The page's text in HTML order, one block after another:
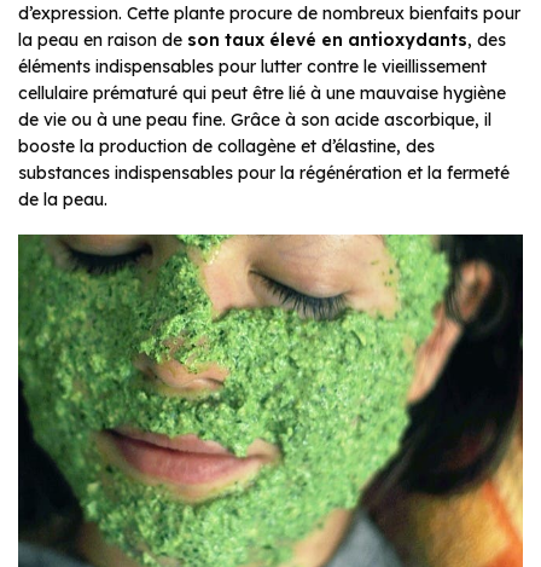
d’expression. Cette plante procure de nombreux bienfaits pour
la peau en raison de son taux élevé en antioxydants, des
éléments indispensables pour lutter contre le vieillissement
cellulaire prématuré qui peut être lié à une mauvaise hygiène
de vie ou à une peau fine. Grâce à son acide ascorbique, il
booste la production de collagène et d’élastine, des
substances indispensables pour la régénération et la fermeté
de la peau.